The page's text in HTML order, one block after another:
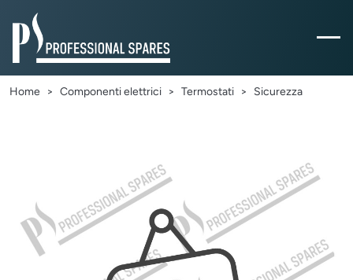
Home Componenti elettrici Termostati Sicurezza